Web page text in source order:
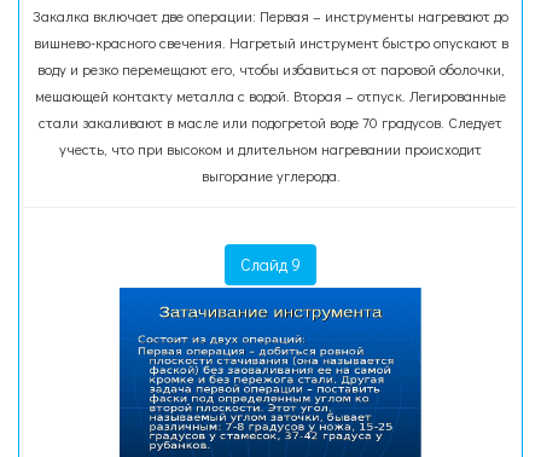
Закалка включает две операции: Первая – инструменты нагревают до
вишнево-красного свечения. Нагретый инструмент быстро опускают в
воду и резко перемещают его, чтобы избавиться от паровой оболочки,
мешающей контакту металла с водой. Вторая – отпуск. Легированные
стали закаливают в масле или подогретой воде 70 градусов. Следует
учесть, что при высоком и длительном нагревании происходит
выгорание углерода.
Слайд 9